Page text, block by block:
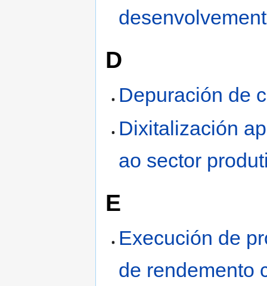
D
Depuración de
Dixitalización
ao sector
E
Execución de
de rendemento